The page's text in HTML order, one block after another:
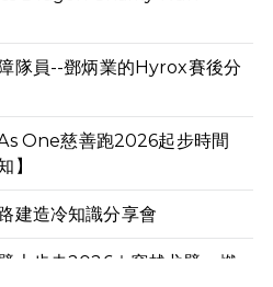
隊員--鄧炳業的Hyrox賽後分
As One慈善跑2026起步時間
】
建造冷知識分享會
大步走2026｜穿越戈壁．燃